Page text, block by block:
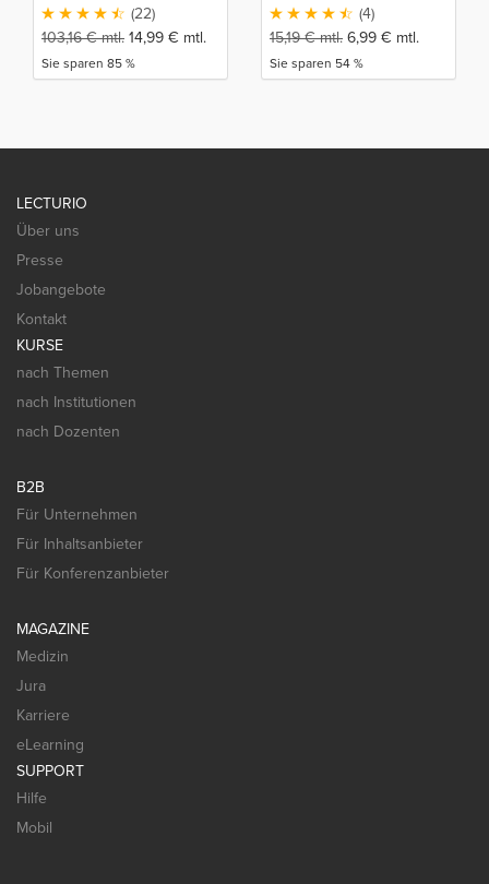
Wirth (1)
(22)
103,16€mtl. 14,99 € mtl.
Sie sparen 85 %
Wirth (1)
(4)
15,19€mtl. 6,99 € mtl.
Sie sparen 54 %
LECTURIO
Über uns
Presse
Jobangebote
Kontakt
KURSE
nach Themen
nach Institutionen
nach Dozenten
B2B
Für Unternehmen
Für Inhaltsanbieter
Für Konferenzanbieter
MAGAZINE
Medizin
Jura
Karriere
eLearning
SUPPORT
Hilfe
Mobil